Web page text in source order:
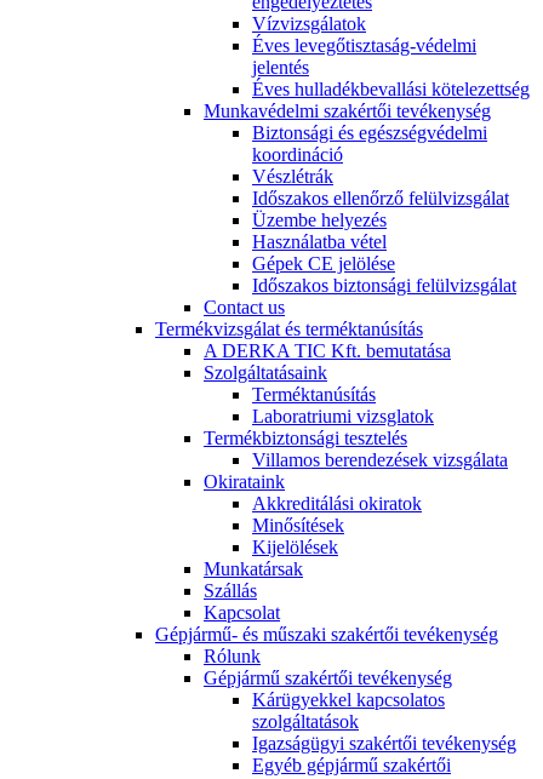
Vízvizsgálatok
Éves levegőtisztaság-védelmi
jelentés
Éves hulladékbevallási kötelezettség
Munkavédelmi szakértői tevékenység
Biztonsági és egészségvédelmi
koordináció
Vészlétrák
Időszakos ellenőrző felülvizsgálat
Üzembe helyezés
Használatba vétel
Gépek CE jelölése
Időszakos biztonsági felülvizsgálat
Contact us
Termékvizsgálat és terméktanúsítás
A DERKA TIC Kft. bemutatása
Szolgáltatásaink
Terméktanúsítás
Laboratriumi vizsglatok
Termékbiztonsági tesztelés
Villamos berendezések vizsgálata
Okirataink
Akkreditálási okiratok
Minősítések
Kijelölések
Munkatársak
Szállás
Kapcsolat
Gépjármű- és műszaki szakértői tevékenység
Rólunk
Gépjármű szakértői tevékenység
Kárügyekkel kapcsolatos
szolgáltatások
Igazságügyi szakértői tevékenység
Egyéb gépjármű szakértői